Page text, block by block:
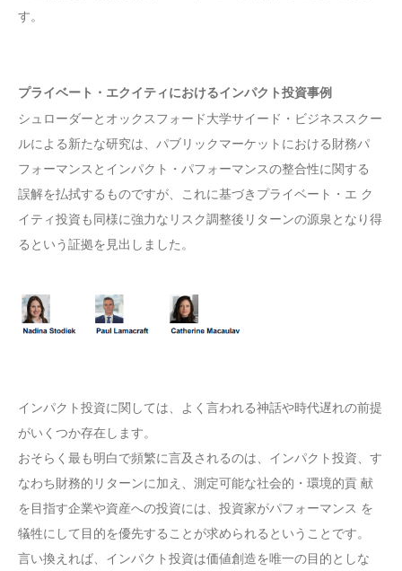
す。
プライベート・エクイティにおけるインパクト投資事例
シュローダーとオックスフォード大学サイード・ビジネススクー
ルによる新たな研究は、パブリックマーケットにおける財務パ
フォーマンスとインパクト・パフォーマンスの整合性に関する
誤解を払拭するものですが、これに基づきプライベート・エ ク
イティ投資も同様に強力なリスク調整後リターンの源泉となり得
るという証拠を見出しました。
インパクト投資に関しては、よく言われる神話や時代遅れの前提
がいくつか存在します。
おそらく最も明白で頻繁に言及されるのは、インパクト投資、す
なわち財務的リターンに加え、測定可能な社会的・環境的貢 献
を目指す企業や資産への投資には、投資家がパフォーマンス を
犠牲にして目的を優先することが求められるということです。
言い換えれば、インパクト投資は価値創造を唯一の目的としな